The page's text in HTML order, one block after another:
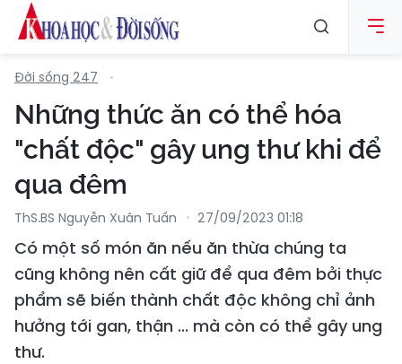
Đời sống 247
Những thức ăn có thể hóa
"chất độc" gây ung thư khi để
qua đêm
ThS.BS Nguyễn Xuân Tuấn 27/09/2023 01:18
Có một số món ăn nếu ăn thừa chúng ta
cũng không nên cất giữ để qua đêm bởi thực
phẩm sẽ biến thành chất độc không chỉ ảnh
hưởng tới gan, thận ... mà còn có thể gây ung
thư.